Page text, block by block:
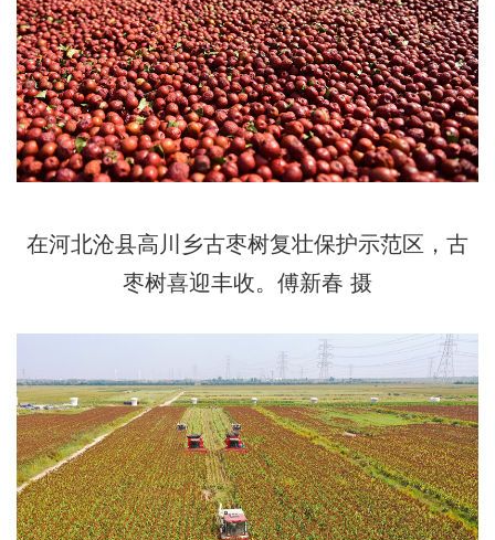
在河北沧县高川乡古枣树复壮保护示范区，古
枣树喜迎丰收。傅新春 摄